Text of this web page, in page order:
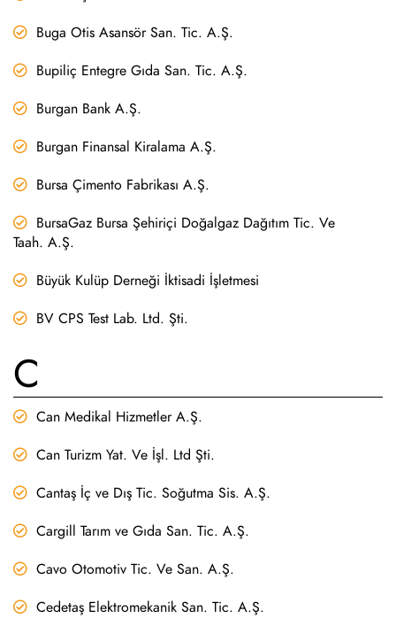
Buga Otis Asansör San. Tic. A.Ş.
Bupiliç Entegre Gıda San. Tic. A.Ş.
Burgan Bank A.Ş.
Burgan Finansal Kiralama A.Ş.
Bursa Çimento Fabrikası A.Ş.
BursaGaz Bursa Şehiriçi Doğalgaz Dağıtım Tic. Ve
Taah. A.Ş.
Büyük Kulüp Derneği İktisadi İşletmesi
BV CPS Test Lab. Ltd. Şti.
C
Can Medikal Hizmetler A.Ş.
Can Turizm Yat. Ve İşl. Ltd Şti.
Cantaş İç ve Dış Tic. Soğutma Sis. A.Ş.
Cargill Tarım ve Gıda San. Tic. A.Ş.
Cavo Otomotiv Tic. Ve San. A.Ş.
Cedetaş Elektromekanik San. Tic. A.Ş.